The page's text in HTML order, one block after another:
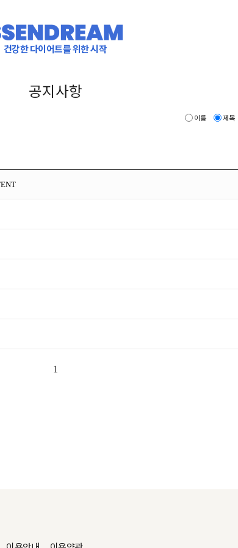
건강한 다이어트를 위한 시작
공지사항
이름 제목
1